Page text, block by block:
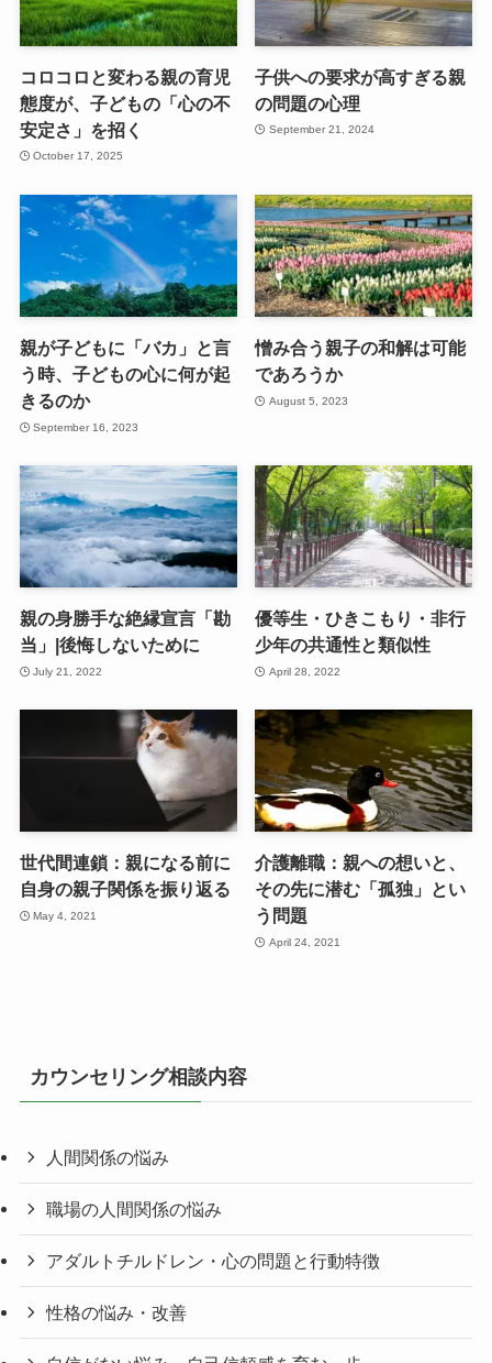
コロコロと変わる親の育児
態度が、子どもの「心の不
安定さ」を招く
October 17, 2025
子供への要求が高すぎる親
の問題の心理
September 21, 2024
親が子どもに「バカ」と言
う時、子どもの心に何が起
きるのか
September 16, 2023
憎み合う親子の和解は可能
であろうか
August 5, 2023
親の身勝手な絶縁宣言「勘
当」|後悔しないために
July 21, 2022
優等生・ひきこもり・非行
少年の共通性と類似性
April 28, 2022
世代間連鎖：親になる前に
自身の親子関係を振り返る
May 4, 2021
介護離職：親への想いと、
その先に潜む「孤独」とい
う問題
April 24, 2021
カウンセリング相談内容
人間関係の悩み
職場の人間関係の悩み
アダルトチルドレン・心の問題と行動特徴
性格の悩み・改善